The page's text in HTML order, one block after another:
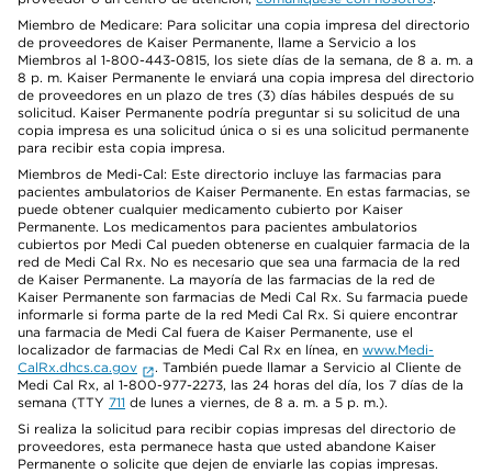
Miembro de Medicare: Para solicitar una copia impresa del directorio
de proveedores de Kaiser Permanente, llame a Servicio a los
Miembros al 1-800-443-0815, los siete días de la semana, de 8 a. m. a
8 p. m. Kaiser Permanente le enviará una copia impresa del directorio
de proveedores en un plazo de tres (3) días hábiles después de su
solicitud. Kaiser Permanente podría preguntar si su solicitud de una
copia impresa es una solicitud única o si es una solicitud permanente
para recibir esta copia impresa.
Miembros de Medi-Cal: Este directorio incluye las farmacias para
pacientes ambulatorios de Kaiser Permanente. En estas farmacias, se
puede obtener cualquier medicamento cubierto por Kaiser
Permanente. Los medicamentos para pacientes ambulatorios
cubiertos por Medi Cal pueden obtenerse en cualquier farmacia de la
red de Medi Cal Rx. No es necesario que sea una farmacia de la red
de Kaiser Permanente. La mayoría de las farmacias de la red de
Kaiser Permanente son farmacias de Medi Cal Rx. Su farmacia puede
informarle si forma parte de la red Medi Cal Rx. Si quiere encontrar
una farmacia de Medi Cal fuera de Kaiser Permanente, use el
localizador de farmacias de Medi Cal Rx en línea, en www.Medi-
CalRx.dhcs.ca.gov
. También puede llamar a Servicio al Cliente de
Medi Cal Rx, al 1-800-977-2273, las 24 horas del día, los 7 días de la
semana (TTY 711 de lunes a viernes, de 8 a. m. a 5 p. m.).
Si realiza la solicitud para recibir copias impresas del directorio de
proveedores, esta permanece hasta que usted abandone Kaiser
Permanente o solicite que dejen de enviarle las copias impresas.